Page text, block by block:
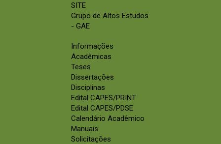
SITE
Grupo de Altos Estudos
- GAE
Informações
Acadêmicas
Teses
Dissertações
Disciplinas
Edital CAPES/PRINT
Edital CAPES/PDSE
Calendário Acadêmico
Manuais
Solicitações